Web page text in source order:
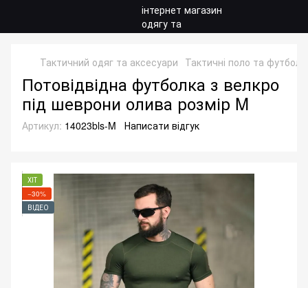
Тактичний одяг та аксесуари Тактичні поло та
Потовідвідна футболка з велкро
під шеврони олива розмір M
Артикул: 14023bls-M Написати відгук
ХІТ
−30%
ВІДЕО